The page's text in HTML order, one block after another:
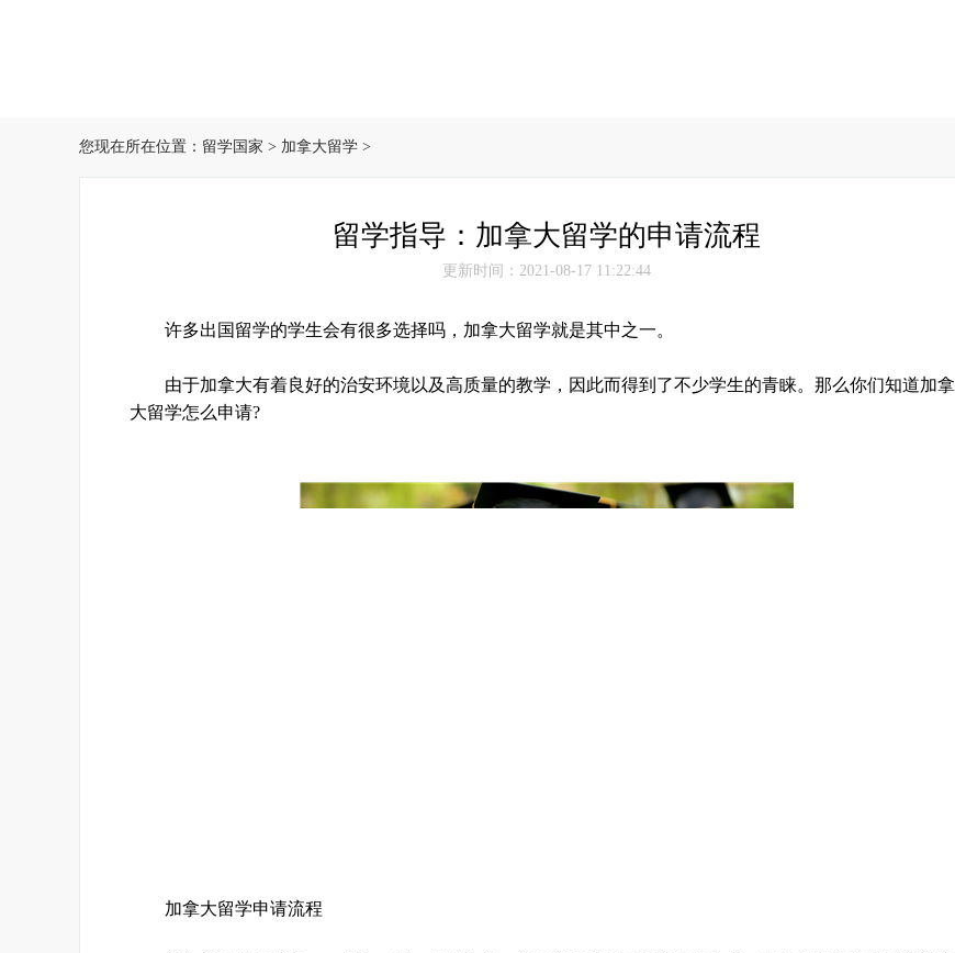
您现在所在位置： 留学国家 > 加拿大留学 >
留学指导：加拿大留学的申请流程
更新时间：2021-08-17 11:22:44
许多出国留学的学生会有很多选择吗，加拿大留学就是其中之一。
由于加拿大有着良好的治安环境以及高质量的教学，因此而得到了不少学生的青睐。那么你们知道加拿
大留学怎么申请?
加拿大留学申请流程